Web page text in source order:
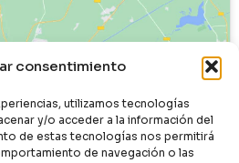
consentimiento
utilizamos tecnologías
y/o acceder a la información del
de estas tecnologías nos permitirá
de navegación o las
aceptar cookies de